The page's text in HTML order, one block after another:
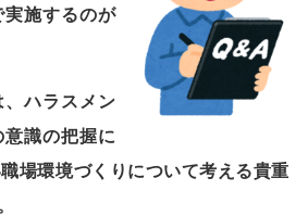
実施するのが
、ハラスメン
意識の把握に
場環境づくりについて考える貴重